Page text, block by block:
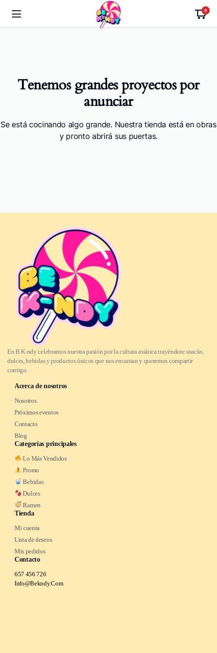
0
Tenemos grandes proyectos por
anunciar
Se está cocinando algo grande. Nuestra tienda está en obras
y pronto abrirá sus puertas.
En B K-ndy celebramos nuestra pasión por la cultura asiática trayéndote snacks,
dulces, bebidas y productos únicos que nos encantan y queremos compartir
contigo.
Acerca de nosotros
Nosotros
Próximos eventos
Contacto
Blog
Categorías principales
Lo Más Vendidos
Promo
Bebidas
Dulces
Ramen
Tienda
Mi cuenta
Lista de deseos
Mis pedidos
Contacto
657 456 726
Info@Bekndy.Com